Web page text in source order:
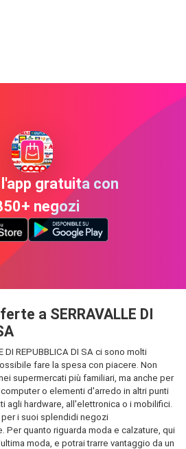
gratuita con
negozi
a SERRAVALLE DI
DI REPUBBLICA DI SA ci sono molti
fare la spesa con piacere. Non
supermercati più familiari, ma anche per
o elementi d'arredo in altri punti
agli hardware, all'elettronica o i mobilifici.
i suoi splendidi negozi
Per quanto riguarda moda e calzature, qui
moda, e potrai trarre vantaggio da un